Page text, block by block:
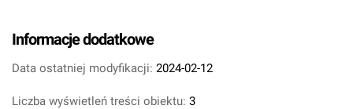
Informacje dodatkowe
Data ostatniej modyfikacji: 2024-02-12
Liczba wyświetleń treści obiektu: 3